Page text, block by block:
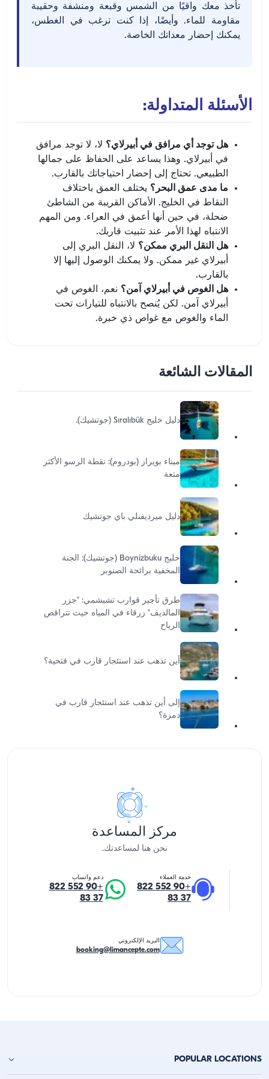
تأخذ معك واقيًا من الشمس وقبعة ومنشفة وحقيبة
مقاومة للماء. وأيضًا، إذا كنت ترغب في الغطس،
يمكنك إحضار معداتك الخاصة.
الأسئلة المتداولة:
هل توجد أي مرافق في أبيرلاي؟ لا، لا توجد مرافق
في أبيرلاي. وهذا يساعد على الحفاظ على جمالها
الطبيعي. تحتاج إلى إحضار احتياجاتك بالقارب.
ما مدى عمق البحر؟ يختلف العمق باختلاف
النقاط في الخليج. الأماكن القريبة من الشاطئ
ضحلة، في حين أنها أعمق في العراء. ومن المهم
الانتباه لهذا الأمر عند تثبيت قاربك.
هل النقل البري ممكن؟ لا، النقل البري إلى
أبيرلاي غير ممكن. ولا يمكنك الوصول إليها إلا
بالقارب.
هل الغوص في أبيرلاي آمن؟ نعم، الغوص في
أبيرلاي آمن. لكن يُنصح بالانتباه للتيارات تحت
الماء والغوص مع غواص ذي خبرة.
المقالات الشائعة
دليل خليج Sıralıbük (جوتشيك).
ميناء بويراز (بودروم): نقطة الرسو الأكثر
متعة
دليل ميرديفنلي باي جوتشيك
خليج Boynizbuku (جوتشيك): الجنة
المخفية برائحة الصنوبر
طرق تأجير قوارب تشيشمي: "جزر
المالديف" زرقاء في المياه حيث تتراقص
الرياح
أين تذهب عند استئجار قارب في فتحية؟
إلى أين تذهب عند استئجار قارب في
دمرة؟
مركز المساعدة
نحن هنا لمساعدتك.
خدمة العملاء
+90 552 822
37 83
دعم واتساب
+90 552 822
37 83
البريد الإلكتروني
booking@limancepte.com
POPULAR LOCATIONS